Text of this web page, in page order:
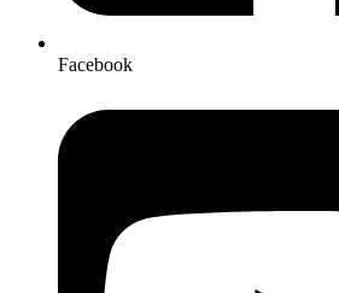
Facebook